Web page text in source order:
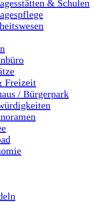
& Schulen
Freizeit
/ Bürgerpark